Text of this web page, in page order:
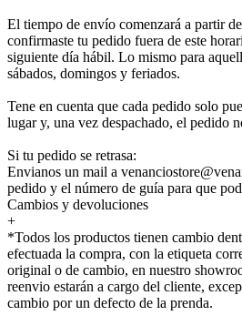
El tiempo de envío comenzará a partir
confirmaste tu pedido fuera de este
siguiente día hábil. Lo mismo para
sábados, domingos y feriados.
Tene en cuenta que cada pedido solo
lugar y, una vez despachado, el pedido
Si tu pedido se retrasa:
Envianos un mail a
pedido y el número de guía para que
Cambios y devoluciones
+
*Todos los productos tienen cambio
efectuada la compra, con la etiqueta
original o de cambio, en nuestro
reenvio estarán a cargo del cliente,
cambio por un defecto de la prenda.